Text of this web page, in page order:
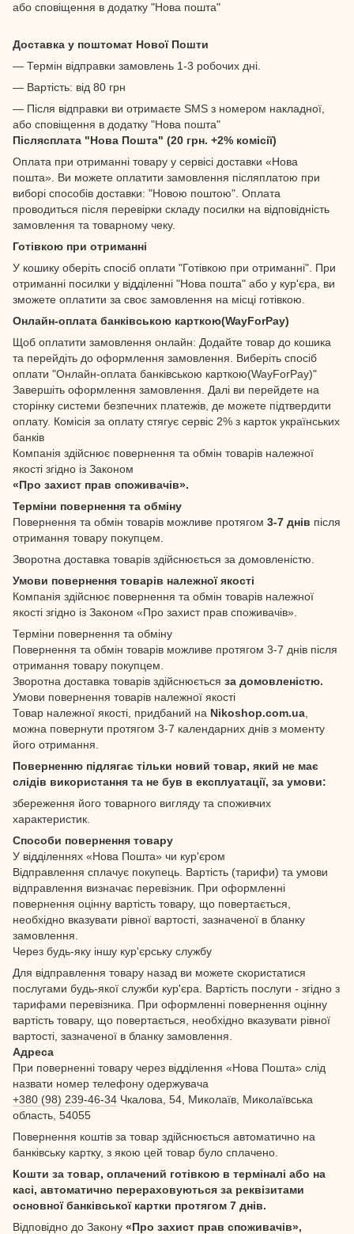
або сповіщення в додатку "Нова пошта"
Доставка у поштомат Нової Пошти
— Термін відправки замовлень 1-3 робочих дні.
— Вартість: від 80 грн
— Після відправки ви отримаєте SMS з номером накладної,
або сповіщення в додатку "Нова пошта"
Післясплата "Нова Пошта" (20 грн. +2% комісії)
Оплата при отриманні товару у сервісі доставки «Нова
пошта». Ви можете оплатити замовлення післяплатою при
виборі способів доставки: "Новою поштою". Оплата
проводиться після перевірки складу посилки на відповідність
замовлення та товарному чеку.
Готівкою при отриманні
У кошику оберіть спосіб оплати "Готівкою при отриманні". При
отриманні посилки у відділенні "Нова пошта" або у кур'єра, ви
зможете оплатити за своє замовлення на місці готівкою.
Онлайн-оплата банківською карткою(WayForPay)
Щоб оплатити замовлення онлайн: Додайте товар до кошика
та перейдіть до оформлення замовлення. Виберіть спосіб
оплати "Онлайн-оплата банківською карткою(WayForPay)"
Завершіть оформлення замовлення. Далі ви перейдете на
сторінку системи безпечних платежів, де можете підтвердити
оплату. Комісія за оплату стягує сервіс 2% з карток українських
банків
Компанія здійснює повернення та обмін товарів належної
якості згідно із Законом
«Про захист прав споживачів».
Терміни повернення та обміну
Повернення та обмін товарів можливе протягом 3-7 днів після
отримання товару покупцем.
Зворотна доставка товарів здійснюється за домовленістю.
Умови повернення товарів належної якості
Компанія здійснює повернення та обмін товарів належної
якості згідно із Законом «Про захист прав споживачів».
Терміни повернення та обміну
Повернення та обмін товарів можливе протягом 3-7 днів після
отримання товару покупцем.
Зворотна доставка товарів здійснюється за домовленістю.
Умови повернення товарів належної якості
Товар належної якості, придбаний на Nikoshop.com.ua
можна повернути протягом 3-7 календарних днів з моменту
його отримання.
Поверненню підлягає тільки новий товар, який не має
слідів використання та не був в експлуатації, за умови:
збереження його товарного вигляду та споживчих
характеристик.
Способи повернення товару
У відділеннях «Нова Пошта» чи кур'єром
Відправлення сплачує покупець. Вартість (тарифи) та умови
відправлення визначає перевізник. При оформленні
повернення оцінну вартість товару, що повертається,
необхідно вказувати рівної вартості, зазначеної в бланку
замовлення.
Через будь-яку іншу кур'єрську службу
Для відправлення товару назад ви можете скористатися
послугами будь-якої служби кур'єра. Вартість послуги - згідно з
тарифами перевізника. При оформленні повернення оцінну
вартість товару, що повертається, необхідно вказувати рівної
вартості, зазначеної в бланку замовлення.
Адреса
При поверненні товару через відділення «Нова Пошта» слід
назвати номер телефону одержувача
+380 (98) 239-46-34 Чкалова, 54, Миколаїв, Миколаївська
область, 54055
Повернення коштів за товар здійснюється автоматично на
банківську картку, з якою цей товар було сплачено.
Кошти за товар, оплачений готівкою в терміналі або на
касі, автоматично перераховуються за реквізитами
основної банківської картки протягом 7 днів.
Відповідно до Закону «Про захист прав споживачів»,